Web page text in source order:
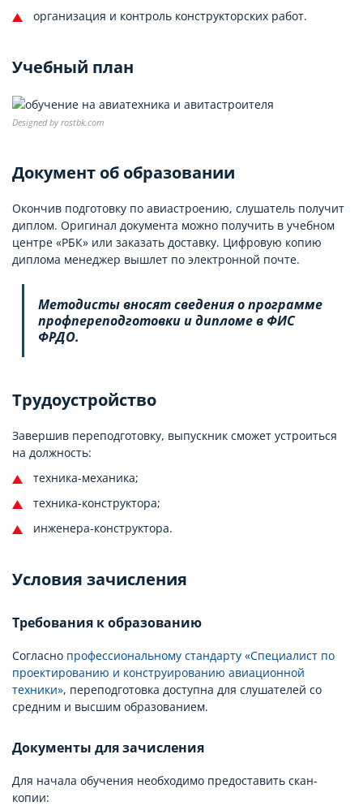
организация и контроль конструкторских работ.
Учебный план
Designed by rostbk.com
Документ об образовании
Окончив подготовку по авиастроению, слушатель получит
диплом. Оригинал документа можно получить в учебном
центре «РБК» или заказать доставку. Цифровую копию
диплома менеджер вышлет по электронной почте.
Методисты вносят сведения о программе
профпереподготовки и дипломе в ФИС
ФРДО.
Трудоустройство
Завершив переподготовку, выпускник сможет устроиться
на должность:
техника-механика;
техника-конструктора;
инженера-конструктора.
Условия зачисления
Требования к образованию
Согласно профессиональному стандарту «Специалист по
проектированию и конструированию авиационной
техники», переподготовка доступна для слушателей со
средним и высшим образованием.
Документы для зачисления
Для начала обучения необходимо предоставить скан-
копии: